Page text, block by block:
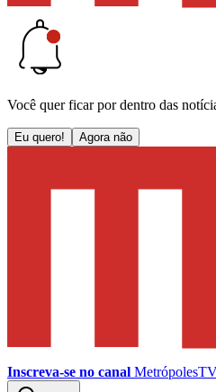
Você quer ficar por dentro das
Eu quero! Agora não
Inscreva-se no canal